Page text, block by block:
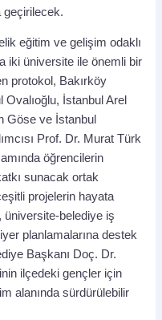
geçirilecek.
eğitim ve gelişim odaklı
iki üniversite ile önemli bir
protokol, Bakırköy
İstanbul Arel
Göse ve İstanbul
Prof. Dr. Murat Türk
öğrencilerin
sunacak ortak
projelerin hayata
üniversite-belediye iş
planlamalarına destek
Başkanı Doç. Dr.
ilçedeki gençler için
alanında sürdürülebilir